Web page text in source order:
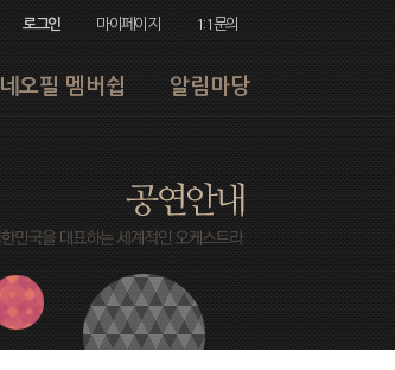
로그인 마이페이지 1:1문의
네오필 멤버쉽 알림마당